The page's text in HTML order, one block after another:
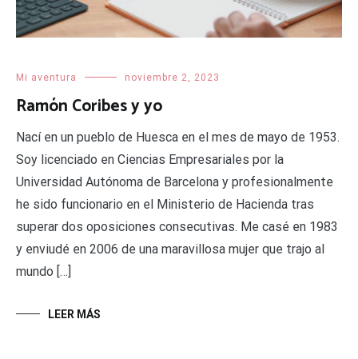
Mi aventura noviembre 2, 2023
Ramón Coribes y yo
Nací en un pueblo de Huesca en el mes de mayo de 1953.
Soy licenciado en Ciencias Empresariales por la
Universidad Autónoma de Barcelona y profesionalmente
he sido funcionario en el Ministerio de Hacienda tras
superar dos oposiciones consecutivas. Me casé en 1983
y enviudé en 2006 de una maravillosa mujer que trajo al
mundo […]
LEER MÁS